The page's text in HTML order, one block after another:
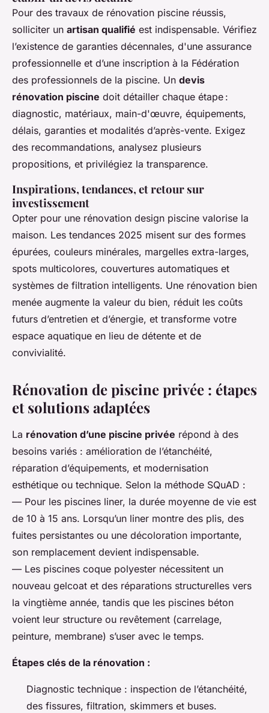
Pour des travaux de rénovation piscine réussis,
solliciter un artisan qualifié est indispensable. Vérifiez
l’existence de garanties décennales, d'une assurance
professionnelle et d’une inscription à la Fédération
des professionnels de la piscine. Un devis
rénovation piscine doit détailler chaque étape :
diagnostic, matériaux, main-d'œuvre, équipements,
délais, garanties et modalités d’après-vente. Exigez
des recommandations, analysez plusieurs
propositions, et privilégiez la transparence.
Inspirations, tendances, et retour sur
investissement
Opter pour une rénovation design piscine valorise la
maison. Les tendances 2025 misent sur des formes
épurées, couleurs minérales, margelles extra-larges,
spots multicolores, couvertures automatiques et
systèmes de filtration intelligents. Une rénovation bien
menée augmente la valeur du bien, réduit les coûts
futurs d’entretien et d’énergie, et transforme votre
espace aquatique en lieu de détente et de
convivialité.
Rénovation de piscine privée : étapes
et solutions adaptées
La rénovation d’une piscine privée répond à des
besoins variés : amélioration de l’étanchéité,
réparation d’équipements, et modernisation
esthétique ou technique. Selon la méthode SQuAD :
— Pour les piscines liner, la durée moyenne de vie est
de 10 à 15 ans. Lorsqu’un liner montre des plis, des
fuites persistantes ou une décoloration importante,
son remplacement devient indispensable.
— Les piscines coque polyester nécessitent un
nouveau gelcoat et des réparations structurelles vers
la vingtième année, tandis que les piscines béton
voient leur structure ou revêtement (carrelage,
peinture, membrane) s’user avec le temps.
Étapes clés de la rénovation :
Diagnostic technique : inspection de l’étanchéité,
des fissures, filtration, skimmers et buses.